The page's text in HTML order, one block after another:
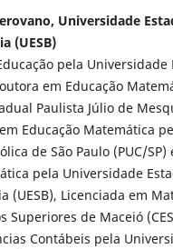
Universidade
(UESB)
pela Universidade
em Educação
Paulista Júlio de
Educação Matemática
de São Paulo (PUC/
pela Universidade
(UESB), Licenciada em
Superiores de Maceió
Contábeis pela